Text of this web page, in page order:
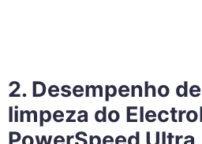
2. Desempenho
limpeza do